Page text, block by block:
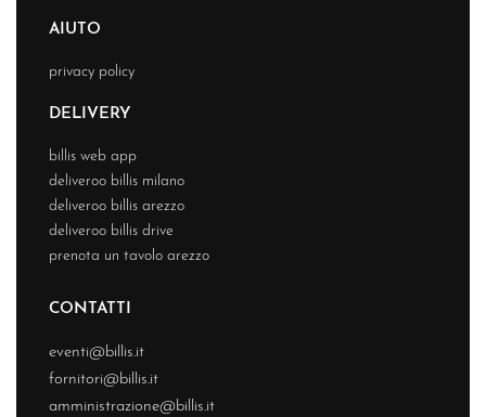
AIUTO
privacy policy
DELIVERY
billis web app
deliveroo billis milano
deliveroo billis arezzo
deliveroo billis drive
prenota un tavolo arezzo
CONTATTI
eventi@billis.it
fornitori@billis.it
amministrazione@billis.it